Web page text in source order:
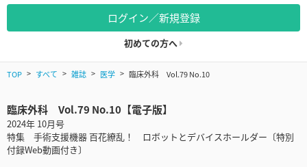
ログイン／新規登録
初めての方へ
TOP すべて 雑誌 医学 臨床外科 Vol.79 No.10
臨床外科 Vol.79 No.10【電子版】
2024年 10月号
特集 手術支援機器 百花繚乱！ ロボットとデバイスホールダー〔特別
付録Web動画付き〕